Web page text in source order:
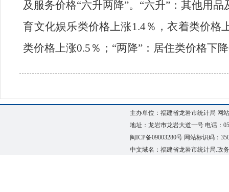
及服务价格“六升两降”。“六升”：其他用
育文化娱乐类价格上涨1.4％，衣着类价格
类价格上涨0.5％；“两降”：居住类价格下